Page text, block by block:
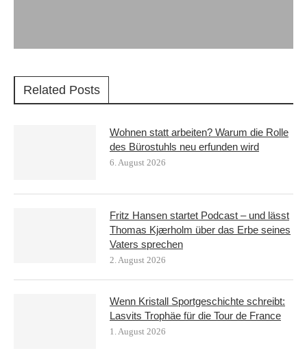
Related Posts
Wohnen statt arbeiten? Warum die Rolle
des Bürostuhls neu erfunden wird
6. August 2026
Fritz Hansen startet Podcast – und lässt
Thomas Kjærholm über das Erbe seines
Vaters sprechen
2. August 2026
Wenn Kristall Sportgeschichte schreibt:
Lasvits Trophäe für die Tour de France
1. August 2026